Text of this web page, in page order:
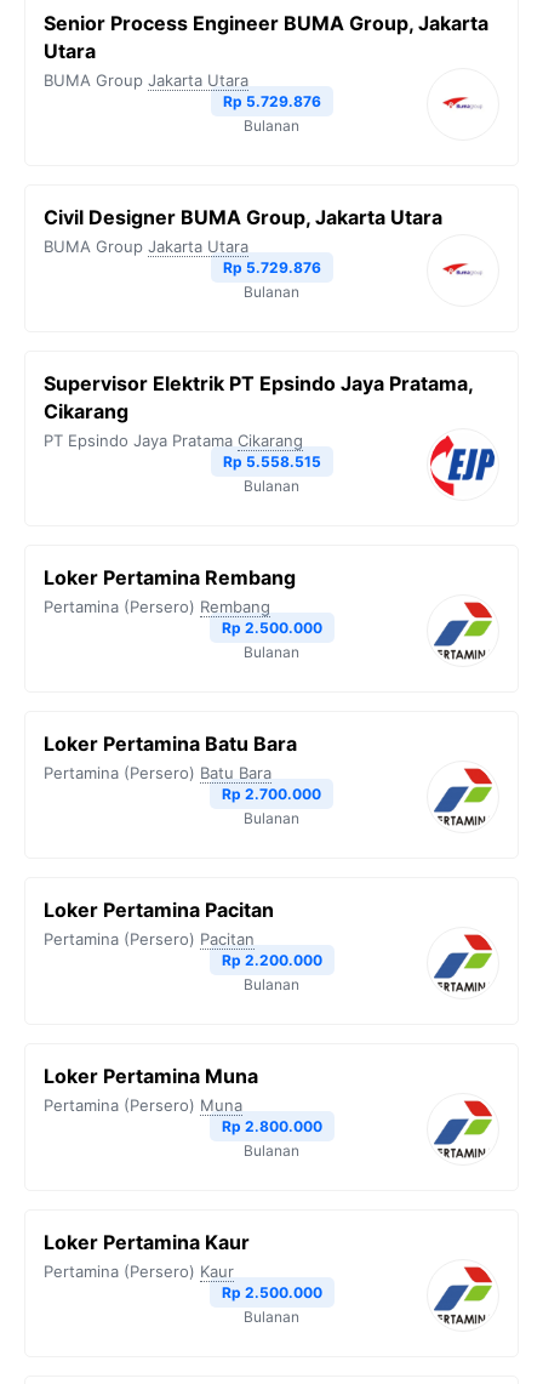
Senior Process Engineer BUMA Group, Jakarta
Utara
BUMA Group Jakarta Utara
Rp 5.729.876
Bulanan
Civil Designer BUMA Group, Jakarta Utara
BUMA Group Jakarta Utara
Rp 5.729.876
Bulanan
Supervisor Elektrik PT Epsindo Jaya Pratama,
Cikarang
PT Epsindo Jaya Pratama Cikarang
Rp 5.558.515
Bulanan
Loker Pertamina Rembang
Pertamina (Persero) Rembang
Rp 2.500.000
Bulanan
Loker Pertamina Batu Bara
Pertamina (Persero) Batu Bara
Rp 2.700.000
Bulanan
Loker Pertamina Pacitan
Pertamina (Persero) Pacitan
Rp 2.200.000
Bulanan
Loker Pertamina Muna
Pertamina (Persero) Muna
Rp 2.800.000
Bulanan
Loker Pertamina Kaur
Pertamina (Persero) Kaur
Rp 2.500.000
Bulanan